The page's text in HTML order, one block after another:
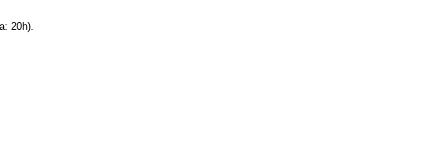
20h).